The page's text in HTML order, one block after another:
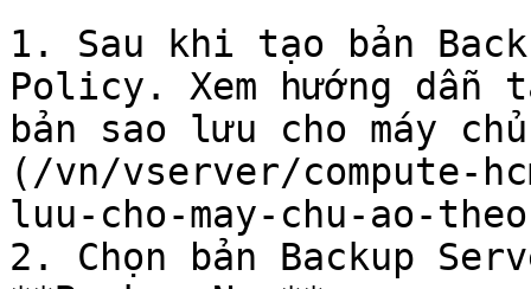
1. Sau khi tạo bản
Policy. Xem hướng dẫn
bản sao lưu cho máy
(/vn/vserver/compute-
luu-cho-may-chu-ao-
2. Chọn bản Backup